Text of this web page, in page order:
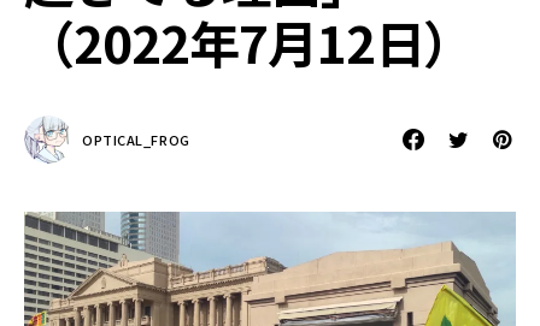
（2022年7月12日）
OPTICAL_FROG